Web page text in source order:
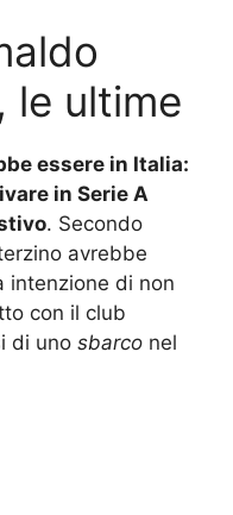
le ultime
essere in Italia:
in Serie A
. Secondo
avrebbe
intenzione di non
con il club
di uno sbarco nel